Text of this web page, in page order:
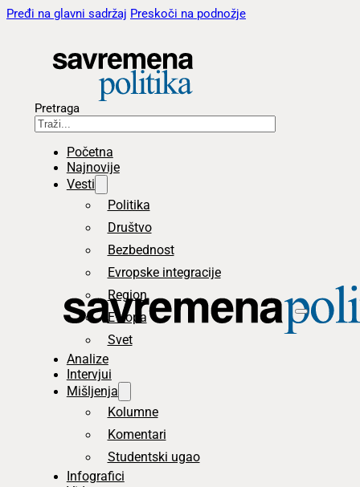
Pređi na glavni sadržaj Preskoči na podnožje
Pretraga
Početna
Najnovije
Vesti
Politika
Društvo
Bezbednost
Evropske integracije
Region
Evropa
Svet
Analize
Intervjui
Mišljenja
Kolumne
Komentari
Studentski ugao
Infografici